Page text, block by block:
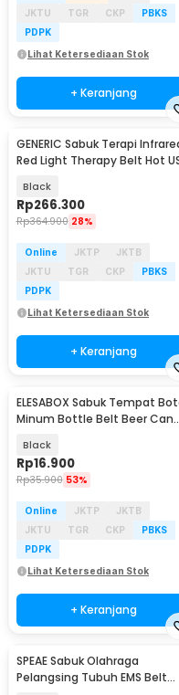
JKTU
TGR CKP
PBKS
PDPK
Lihat Ketersediaan Stok
+ Keranjang
GENERIC Sabuk Terapi
Red Light Therapy Belt Hot
Black
Rp266.300
Rp364.900 28%
Online JKTP
JKTB
JKTU
TGR CKP
PBKS
PDPK
Lihat Ketersediaan Stok
+ Keranjang
ELESABOX Sabuk Tempat
Minum Bottle Belt Beer Can
Black
Rp16.900
Rp35.900 53%
Online JKTP
JKTB
JKTU
TGR CKP
PBKS
PDPK
Lihat Ketersediaan Stok
+ Keranjang
SPEAE Sabuk Olahraga
Pelangsing Tubuh EMS Belt